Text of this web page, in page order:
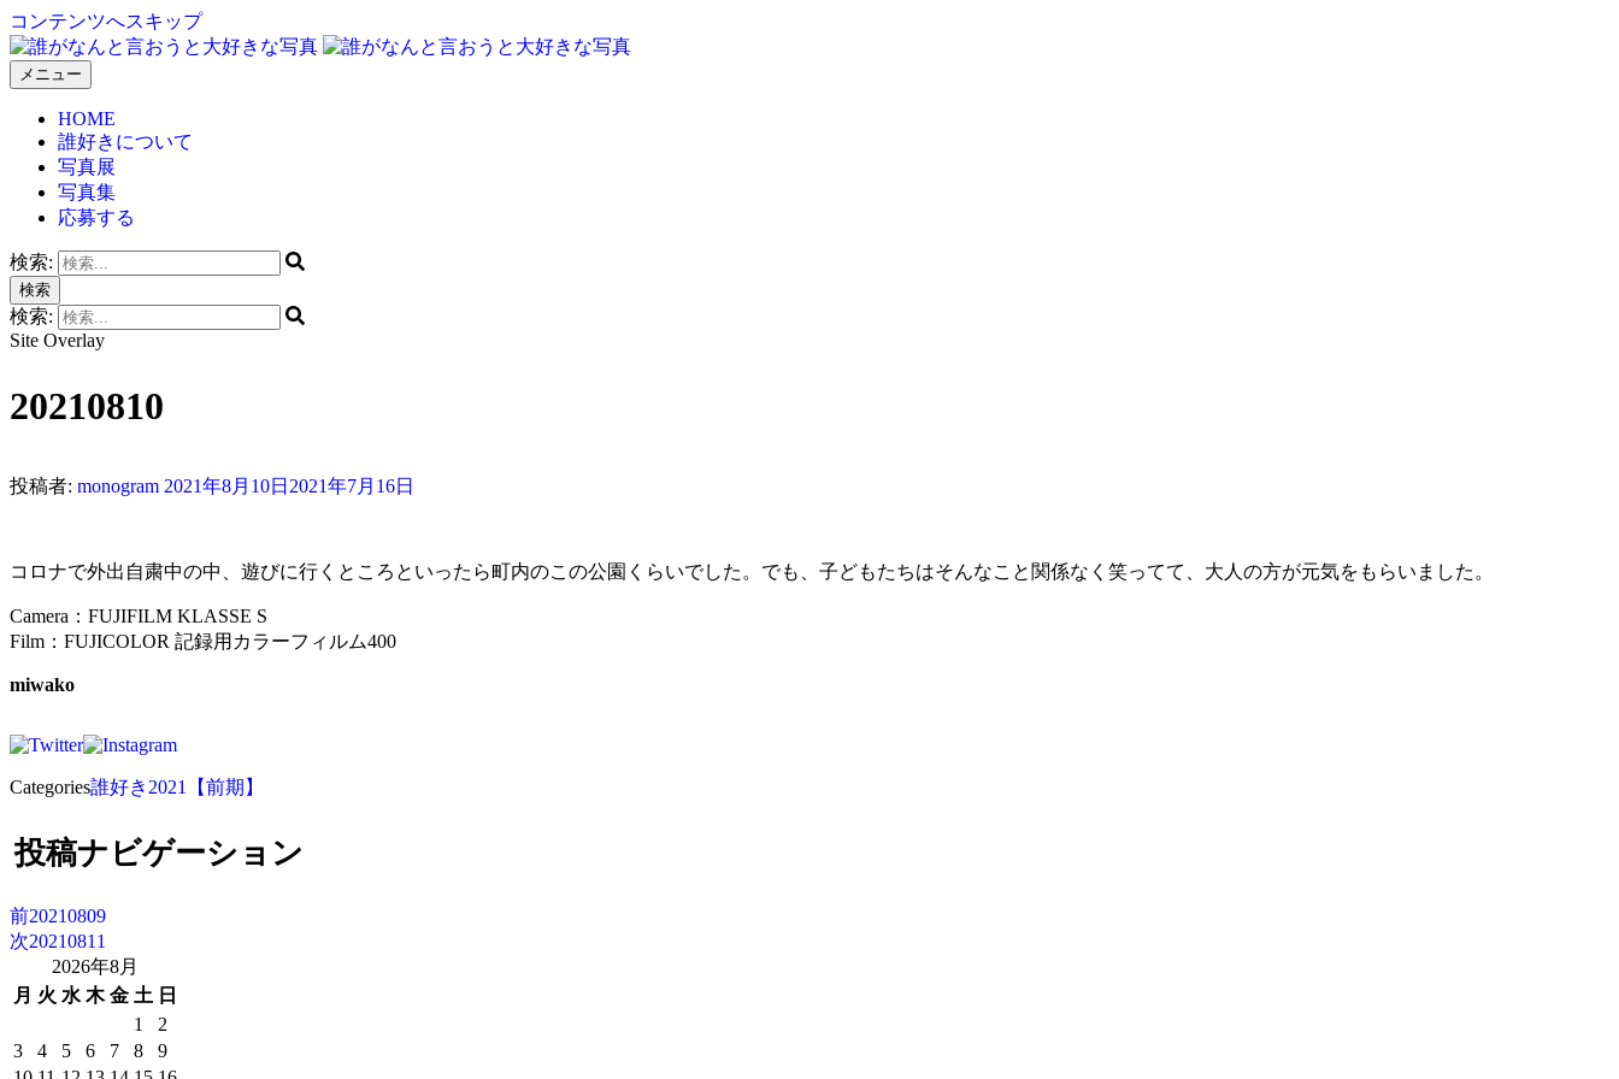
コンテンツへスキップ
誰がなんと言おうと大好きな写真
メニュー
HOME
誰好きについて
写真展
写真集
応募する
検索:
検索
検索:
Site Overlay
20210810
投稿者: monogram 2021年8月10日 2021年7月16日
コロナで外出自粛中の中、遊びに行くところといったら町内のこの公園くらいでした。でも、子どもたちはそんなこと関係なく笑ってて、大人の方が元気をもらいました。
Camera：FUJIFILM KLASSE S
Film：FUJICOLOR 記録用カラーフィルム400
miwako
Categories誰好き2021【前期】
投稿ナビゲーション
前20210809
次20210811
2026年8月
月 火 水 木 金 土 日
1
2
3
4 5 6 7 8
9